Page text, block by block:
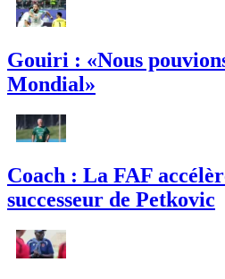
Gouiri : «Nous
Mondial»
Coach : La FAF
successeur de Petkovic